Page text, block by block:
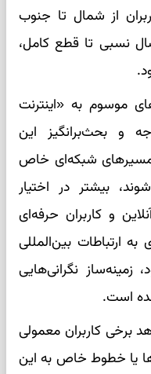
از شمال تا جنوب
نسبی تا قطع کامل،
موسوم به «اینترنت
و بحث‌برانگیز این
شبکه‌ای خاص
بیشتر در اختیار
و کاربران حرفه‌ای
به ارتباطات بین‌المللی
نگرانی‌هایی
است.
برخی کاربران معمولی
یا خطوط خاص به این